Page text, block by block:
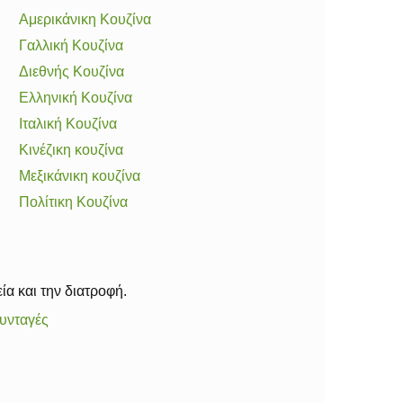
Αμερικάνικη Κουζίνα
Γαλλική Κουζίνα
Διεθνής Κουζίνα
Ελληνική Κουζίνα
Ιταλική Κουζίνα
Κινέζικη κουζίνα
Μεξικάνικη κουζίνα
Πολίτικη Κουζίνα
και την διατροφή.